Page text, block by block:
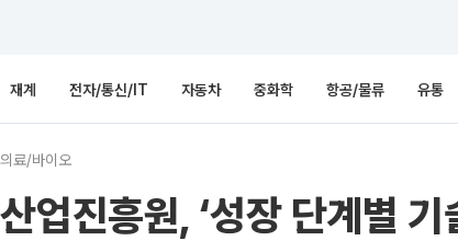
재계 전자/통신/IT 자동차 중화학 항공/물류 유통
의료/바이오
업진흥원, ‘성장 단계별